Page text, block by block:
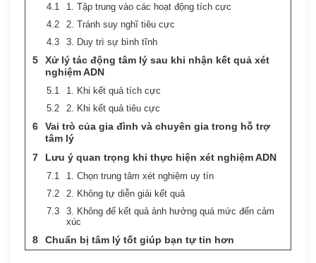
1. Tập trung vào các hoạt động tích cực
2. Tránh suy nghĩ tiêu cực
3. Duy trì sự bình tĩnh
Xử lý tác động tâm lý sau khi nhận kết quả xét
nghiệm ADN
1. Khi kết quả tích cực
2. Khi kết quả tiêu cực
Vai trò của gia đình và chuyên gia trong hỗ trợ
tâm lý
Lưu ý quan trọng khi thực hiện xét nghiệm ADN
1. Chọn trung tâm xét nghiệm uy tín
2. Không tự diễn giải kết quả
3. Không để kết quả ảnh hưởng quá mức đến cảm
xúc
Chuẩn bị tâm lý tốt giúp bạn tự tin hơn